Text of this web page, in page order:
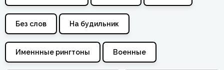
Без слов На будильник
Именнные рингтоны Военные